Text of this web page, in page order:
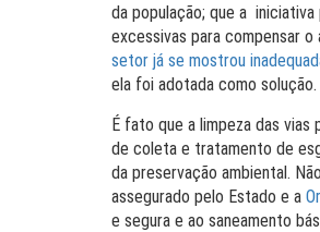
da população; que a
excessivas para compensar
setor já se mostrou
ela foi adotada como solução.
É fato que a limpeza das vias
de coleta e tratamento de
da preservação ambiental.
assegurado pelo Estado e a
e segura e ao saneamento